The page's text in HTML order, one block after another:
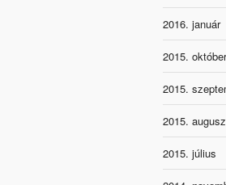
2016. január
2015. október
2015.
2015.
2015. július